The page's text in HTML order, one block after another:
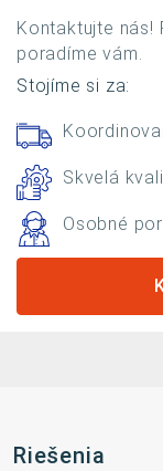
Kontaktujte nás!
poradíme vám.
Stojíme si za:
Skvelá
Osobné
Riešenia